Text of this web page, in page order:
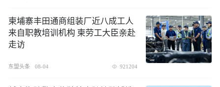
柬埔寨丰田通商组装厂近八成工人
来自职教培训机构 柬劳工大臣亲赴
走访
东盟头条 08-04 921204